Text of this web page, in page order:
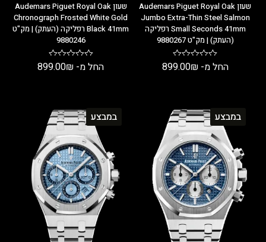
שעון Audemars Piguet Royal Oak
Jumbo Extra-Thin Steel Salmon
Small Seconds 41mm רפליקה
(העתק) | מק"ט 9880267
החל מ- 899.00₪
שעון Audemars Piguet Royal Oak
Chronograph Frosted White Gold
Black 41mm רפליקה (העתק) | מק"ט
9880246
החל מ- 899.00₪
במבצע במבצע